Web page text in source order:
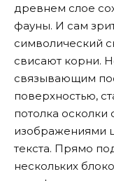
древнем слое
фауны. И сам
символический
свисают корни.
связывающим
поверхностью,
потолка
изображениями
текста. Прямо
нескольких